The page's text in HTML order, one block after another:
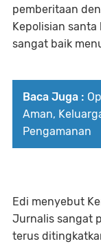
pemberitaan
Kepolisian santa
sangat baik
Baca Juga :
Aman,
Pengamanan
Edi menyebut
Jurnalis sangat
terus